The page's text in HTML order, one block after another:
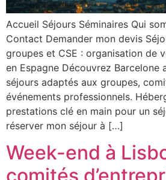
Accueil Séjours Séminaires Qui
Contact Demander mon devis
groupes et CSE : organisation de
en Espagne Découvrez Barcelone
séjours adaptés aux groupes,
événements professionnels.
prestations clé en main pour un
réserver mon séjour à […]
Week-end à